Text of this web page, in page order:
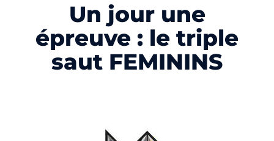
Un jour une
épreuve : le triple
saut FEMININS